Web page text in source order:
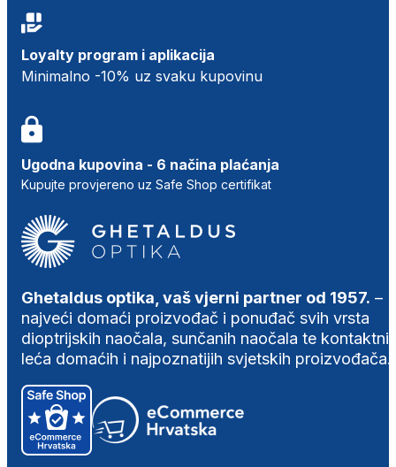
Loyalty program i aplikacija
Minimalno -10% uz svaku kupovinu
Ugodna kupovina - 6 načina plaćanja
Kupujte provjereno uz Safe Shop certifikat
Ghetaldus optika, vaš vjerni partner od 1957. –
najveći domaći proizvođač i ponuđač svih vrsta
dioptrijskih naočala, sunčanih naočala te
leća domaćih i najpoznatijih svjetskih proizvođača.